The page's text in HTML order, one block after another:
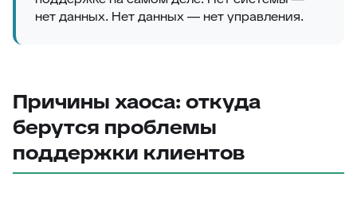
нет данных. Нет данных — нет управления.
Причины хаоса: откуда
берутся проблемы
поддержки клиентов